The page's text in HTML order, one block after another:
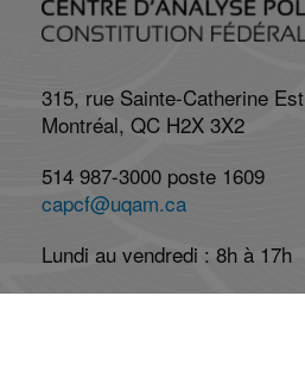
315, rue Sainte-Catherine Est
Montréal, QC H2X 3X2
514 987-3000 poste 1609
capcf@uqam.ca
Lundi au vendredi : 8h à 17h